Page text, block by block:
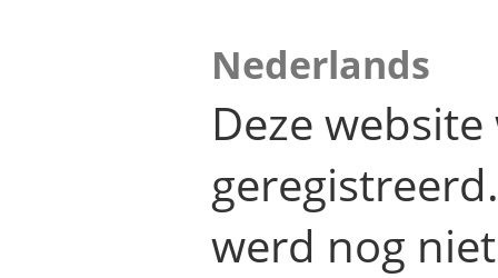
Nederlands
Deze
werd nog